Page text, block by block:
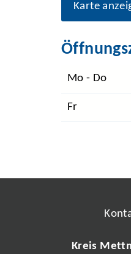
Karte
Mo - Do
Fr
Kreis